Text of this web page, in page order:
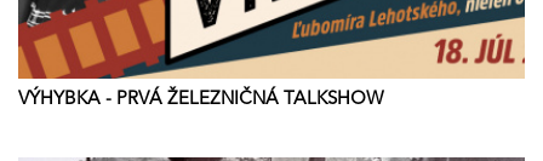
VÝHYBKA - PRVÁ ŽELEZNIČNÁ TALKSHOW